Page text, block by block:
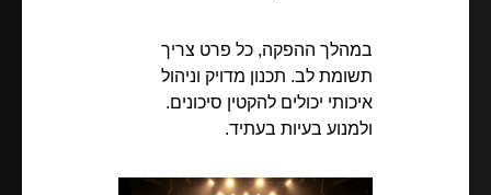
במהלך ההפקה, כל פרט צריך
תשומת לב. תכנון מדויק וניהול
איכותי יכולים להקטין סיכונים.
ולמנוע בעיות בעתיד.